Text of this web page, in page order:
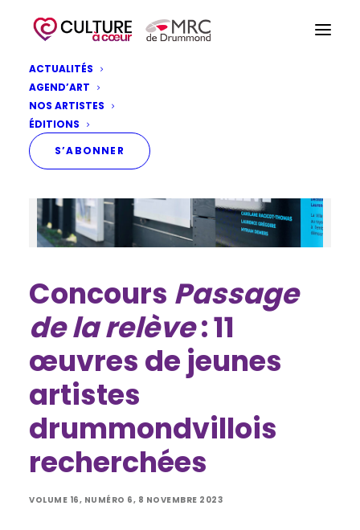
ACTUALITÉS
AGEND’ART
NOS ARTISTES
ÉDITIONS
S’ABONNER
Concours Passage
de la relève: 11
œuvres de jeunes
artistes
drummondvillois
recherchées
VOLUME 16, NUMÉRO 6, 8 NOVEMBRE 2023